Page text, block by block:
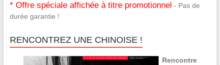
* Offre spéciale affichée à titre promotionnel - Pas de
durée garantie !
RENCONTREZ UNE CHINOISE !
Rencontre